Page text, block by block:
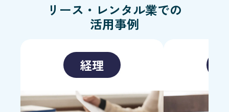
リース・レンタル業での
活用事例
経理